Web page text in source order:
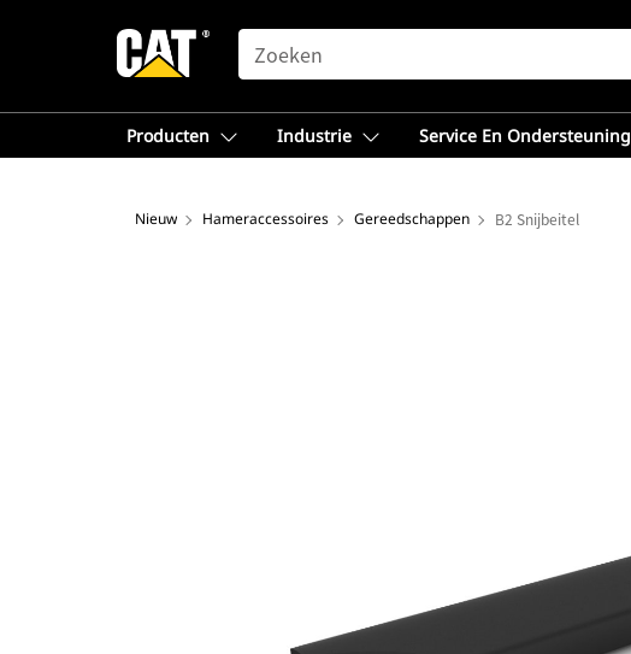
SEARCH
Producten Industrie Service En Ondersteuning
Nieuw Hameraccessoires Gereedschappen B2 Snijbeitel